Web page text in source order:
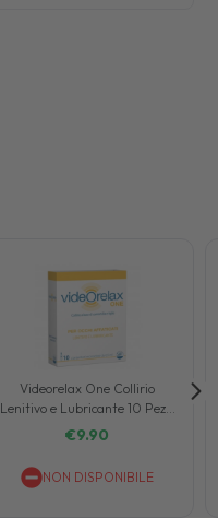
Videorelax One Collirio
Lenitivo e Lubricante 10 Pezzi
da 0,5 ml
€9.90
NON DISPONIBILE